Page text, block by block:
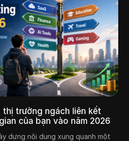
trường ngách liên kết
của bạn vào năm 2026
dựng nội dung xung quanh một